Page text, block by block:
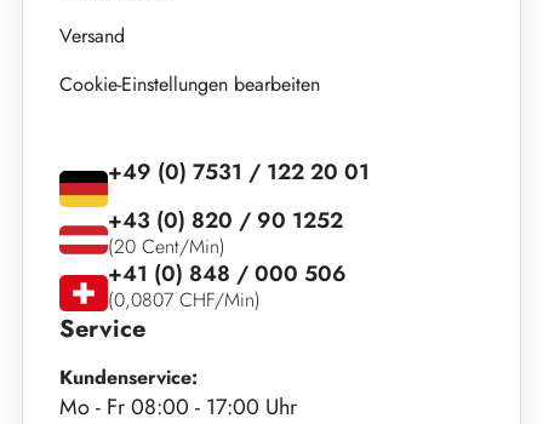
Versand
Cookie-Einstellungen bearbeiten
Service
Kundenservice:
Mo - Fr 08:00 - 17:00 Uhr
+49 (0) 7531 / 122 20 01
+43 (0) 820 / 90 1252
(20 Cent/Min)
+41 (0) 848 / 000 506
(0,0807 CHF/Min)